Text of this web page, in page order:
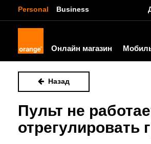
Personal Business
Онлайн магазин
Назад
Пульт не
отрегулировать